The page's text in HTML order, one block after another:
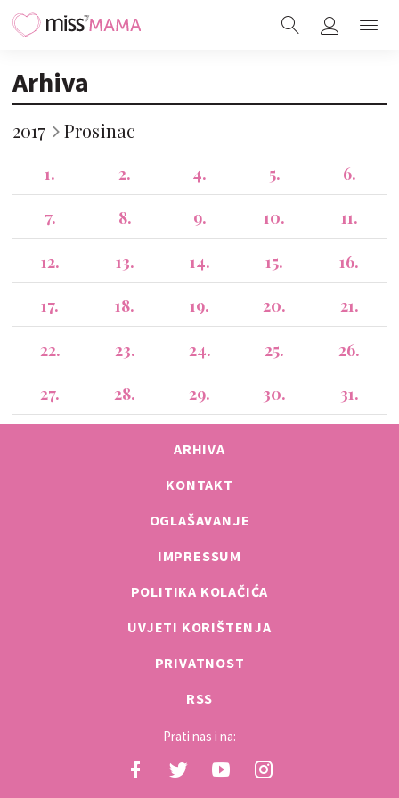
Arhiva
2017 Prosinac
1. 2. 4. 5. 6.
7. 8. 9. 10. 11.
12. 13. 14. 15. 16.
17. 18. 19. 20. 21.
22. 23. 24. 25. 26.
27. 28. 29. 30. 31.
ARHIVA
KONTAKT
OGLAŠAVANJE
IMPRESSUM
POLITIKA KOLAČIĆA
UVJETI KORIŠTENJA
PRIVATNOST
RSS
Prati nas i na: